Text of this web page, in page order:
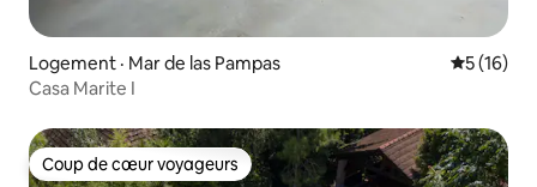
Logement · Mar de las Pampas Note
5 (16)
Casa Marite I
Coup de cœur voyageurs
Coup de cœur voyageurs